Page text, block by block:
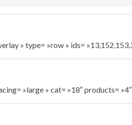
» type= »row » ids=
»large » cat= »18″ products=